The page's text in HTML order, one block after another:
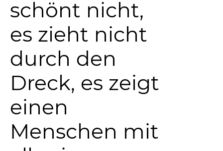
schönt nicht,
es zieht nicht
durch den
Dreck, es zeigt
einen
Menschen mit